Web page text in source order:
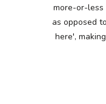
more-or-
as opposed
here',